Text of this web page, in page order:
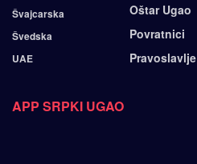
Švajcarska
Švedska
UAE
Oštar Ugao
Povratnici
Pravoslavlje
APP SRPKI UGAO